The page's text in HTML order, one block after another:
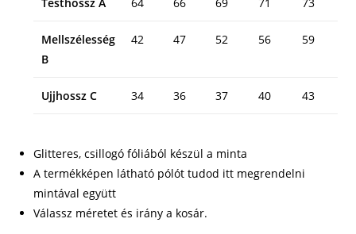
Mellszélesség
B
42 47 52 56 59
Ujjhossz C 34 36 37 40 43
Glitteres, csillogó fóliából készül a minta
A termékképen látható pólót tudod itt megrendelni
mintával együtt
Válassz méretet és irány a kosár.